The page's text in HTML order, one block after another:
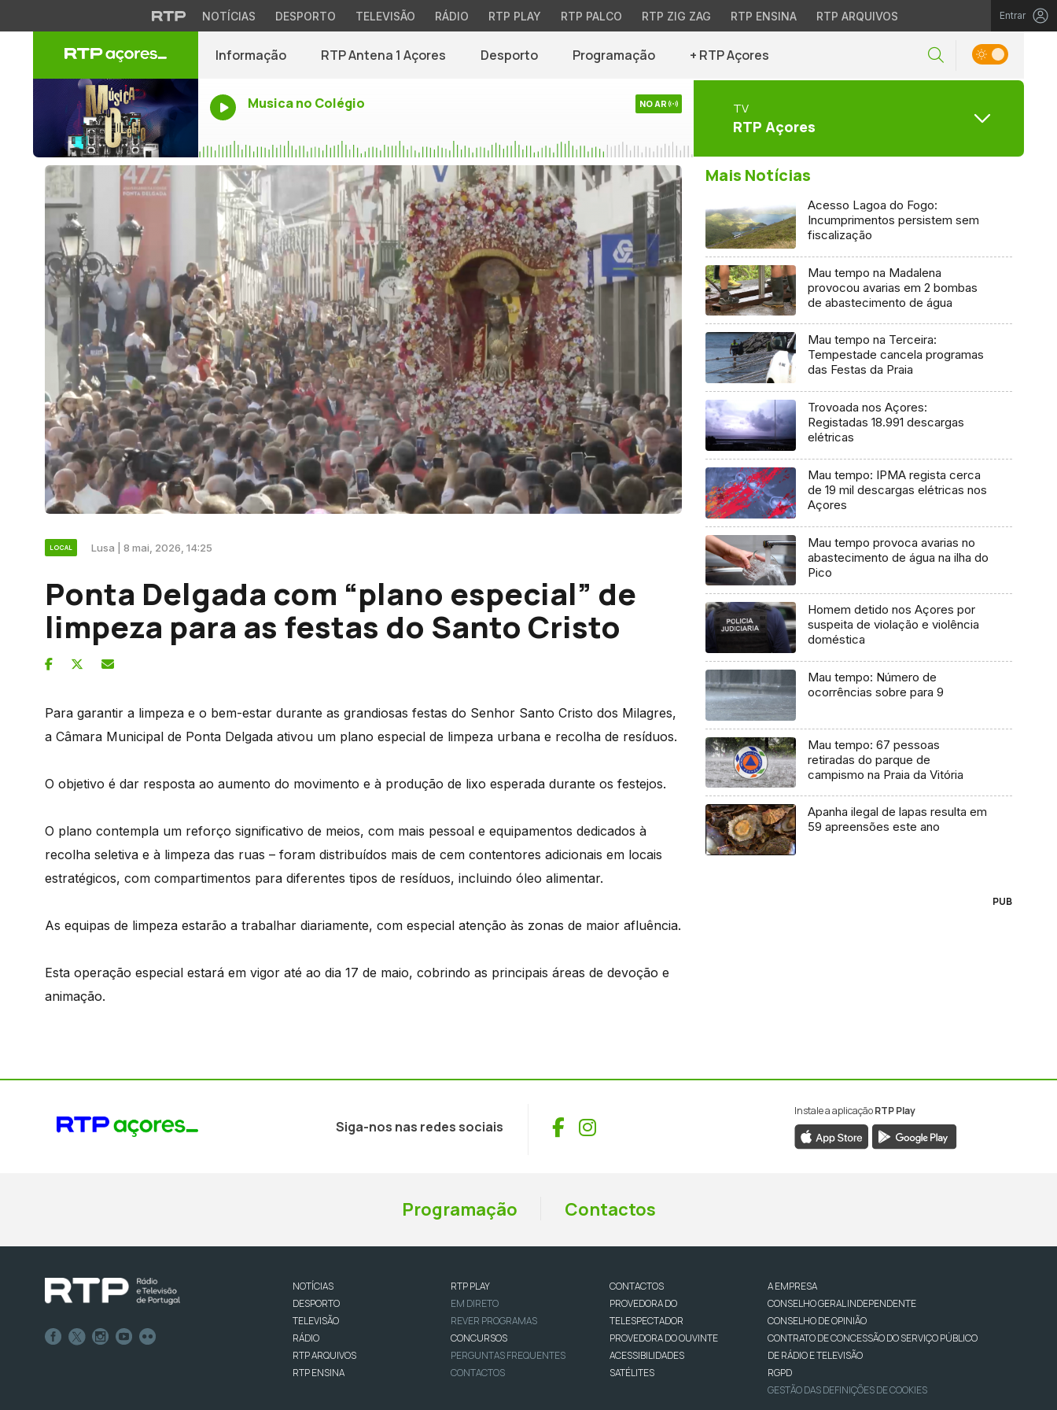
NOTÍCIAS DESPORTO TELEVISÃO RÁDIO RTP PLAY RTP PALCO RTP ZIG ZAG RTP ENSINA RTP ARQUIVOS Entrar
Informação RTP Antena 1 Açores Desporto Programação + RTP Açores
Musica no Colégio NO AR TV
RTP Açores
LOCAL Lusa | 8 mai, 2026, 14:25
Ponta Delgada com “plano especial” de
limpeza para as festas do Santo Cristo
Para garantir a limpeza e o bem-estar durante as grandiosas festas do Senhor Santo Cristo dos Milagres,
a Câmara Municipal de Ponta Delgada ativou um plano especial de limpeza urbana e recolha de resíduos.
O objetivo é dar resposta ao aumento do movimento e à produção de lixo esperada durante os festejos.
O plano contempla um reforço significativo de meios, com mais pessoal e equipamentos dedicados à
recolha seletiva e à limpeza das ruas – foram distribuídos mais de cem contentores adicionais em locais
estratégicos, com compartimentos para diferentes tipos de resíduos, incluindo óleo alimentar.
As equipas de limpeza estarão a trabalhar diariamente, com especial atenção às zonas de maior afluência.
Esta operação especial estará em vigor até ao dia 17 de maio, cobrindo as principais áreas de devoção e
animação.
Mais Notícias
Acesso Lagoa do Fogo:
Incumprimentos persistem sem
fiscalização
Mau tempo na Madalena
provocou avarias em 2 bombas
de abastecimento de água
Mau tempo na Terceira:
Tempestade cancela programas
das Festas da Praia
Trovoada nos Açores:
Registadas 18.991 descargas
elétricas
Mau tempo: IPMA regista cerca
de 19 mil descargas elétricas nos
Açores
Mau tempo provoca avarias no
abastecimento de água na ilha do
Pico
Homem detido nos Açores por
suspeita de violação e violência
doméstica
Mau tempo: Número de
ocorrências sobre para 9
Mau tempo: 67 pessoas
retiradas do parque de
campismo na Praia da Vitória
Apanha ilegal de lapas resulta em
59 apreensões este ano
PUB
Siga-nos nas redes sociais Facebook
Instagram
Instale a aplicaçãoRTP Play
Programação Contactos
NOTÍCIAS
DESPORTO
TELEVISÃO
RÁDIO
RTP ARQUIVOS
RTP ENSINA
RTP PLAY
EM DIRETO
REVER PROGRAMAS
CONCURSOS
PERGUNTAS FREQUENTES
CONTACTOS
CONTACTOS
PROVEDORA DO
TELESPECTADOR
PROVEDORA DO OUVINTE
ACESSIBILIDADES
SATÉLITES
A EMPRESA
CONSELHO GERAL INDEPENDENTE
CONSELHO DE OPINIÃO
CONTRATO DE CONCESSÃO DO SERVIÇO PÚBLICO
DE RÁDIO E TELEVISÃO
RGPD
GESTÃO DAS DEFINIÇÕES DE COOKIES